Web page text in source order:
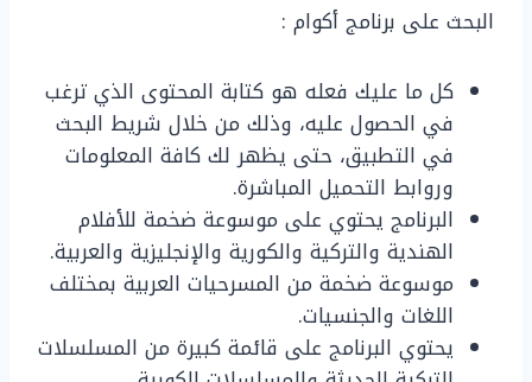
البحث على برنامج أكوام :
كل ما عليك فعله هو كتابة المحتوى الذي ترغب
في الحصول عليه، وذلك من خلال شريط البحث
في التطبيق، حتى يظهر لك كافة المعلومات
وروابط التحميل المباشرة.
البرنامج يحتوي على موسوعة ضخمة للأفلام
الهندية والتركية والكورية والإنجليزية والعربية.
موسوعة ضخمة من المسرحيات العربية بمختلف
اللغات والجنسيات.
يحتوي البرنامج على قائمة كبيرة من المسلسلات